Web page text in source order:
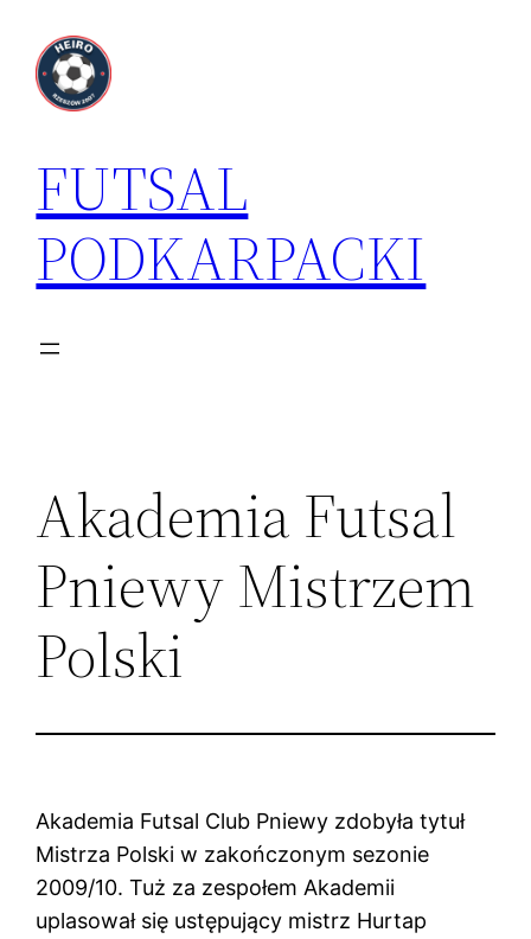
treści
FUTSAL
PODKARPACKI
Akademia Futsal
Pniewy Mistrzem
Polski
Akademia Futsal Club Pniewy zdobyła tytuł
Mistrza Polski w zakończonym sezonie
2009/10. Tuż za zespołem Akademii
uplasował się ustępujący mistrz Hurtap